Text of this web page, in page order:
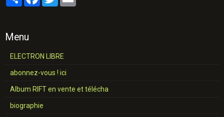
Menu
ELECTRON LIBRE
abonnez-vous ! ici
Album RIFT en vente et télécha
biographie